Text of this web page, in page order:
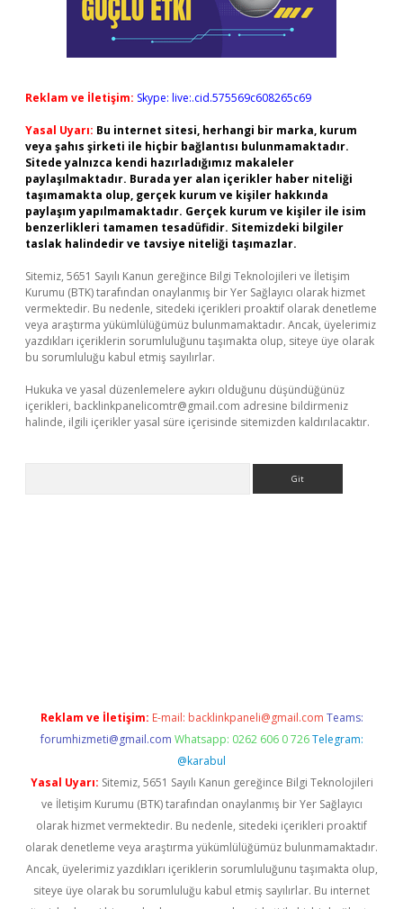
Reklam ve İletişim: Skype: live:.cid.575569c608265c69
Yasal Uyarı: Bu internet sitesi, herhangi bir marka, kurum
veya şahıs şirketi ile hiçbir bağlantısı bulunmamaktadır.
Sitede yalnızca kendi hazırladığımız makaleler
paylaşılmaktadır. Burada yer alan içerikler haber niteliği
taşımamakta olup, gerçek kurum ve kişiler hakkında
paylaşım yapılmamaktadır. Gerçek kurum ve kişiler ile isim
benzerlikleri tamamen tesadüfidir. Sitemizdeki bilgiler
taslak halindedir ve tavsiye niteliği taşımazlar.
Sitemiz, 5651 Sayılı Kanun gereğince Bilgi Teknolojileri ve İletişim
Kurumu (BTK) tarafından onaylanmış bir Yer Sağlayıcı olarak hizmet
vermektedir. Bu nedenle, sitedeki içerikleri proaktif olarak denetleme
veya araştırma yükümlülüğümüz bulunmamaktadır. Ancak, üyelerimiz
yazdıkları içeriklerin sorumluluğunu taşımakta olup, siteye üye olarak
bu sorumluluğu kabul etmiş sayılırlar.
Hukuka ve yasal düzenlemelere aykırı olduğunu düşündüğünüz
içerikleri, backlinkpanelicomtr@gmail.com adresine bildirmeniz
halinde, ilgili içerikler yasal süre içerisinde sitemizden kaldırılacaktır.
Reklam ve İletişim: E-mail: backlinkpaneli@gmail.com Teams:
forumhizmeti@gmail.com Whatsapp: 0262 606 0 726 Telegram:
@karabul
Yasal Uyarı: Sitemiz, 5651 Sayılı Kanun gereğince Bilgi Teknolojileri
ve İletişim Kurumu (BTK) tarafından onaylanmış bir Yer Sağlayıcı
olarak hizmet vermektedir. Bu nedenle, sitedeki içerikleri proaktif
olarak denetleme veya araştırma yükümlülüğümüz bulunmamaktadır.
Ancak, üyelerimiz yazdıkları içeriklerin sorumluluğunu taşımakta olup,
siteye üye olarak bu sorumluluğu kabul etmiş sayılırlar. Bu internet